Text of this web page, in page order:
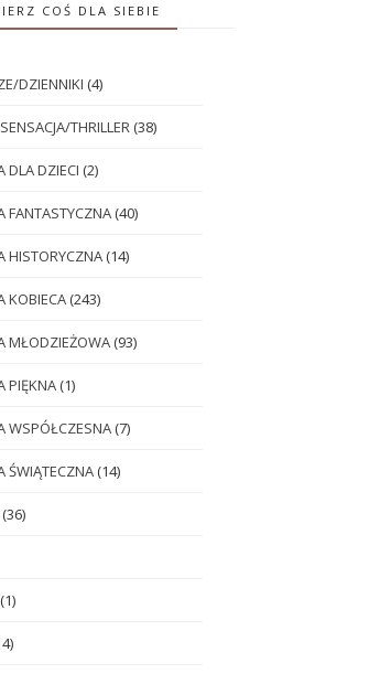
COŚ DLA SIEBIE
DZIENNIKI (4)
THRILLER (38)
DLA DZIECI (2)
FANTASTYCZNA (40)
HISTORYCZNA (14)
KOBIECA (243)
MŁODZIEŻOWA (93)
PIĘKNA (1)
WSPÓŁCZESNA (7)
ŚWIĄTECZNA (14)
(36)
(1)